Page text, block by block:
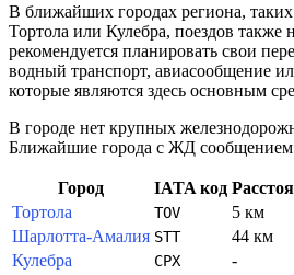
В ближайших городах региона,
Тортола или Кулебра, поездов также
рекомендуется планировать свои
водный транспорт, авиасообщение
которые являются здесь основным
В городе нет крупных
Ближайшие города с ЖД
Город IATA код
Тортола
TOV 5 км
Шарлотта-Амалия STT 44 км
Кулебра
CPX -